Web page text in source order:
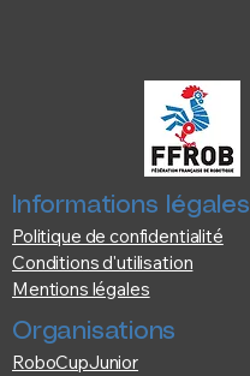
Informations légales
Politique de confidentialité
Conditions d'utilisation
Mentions légales
Organisations
RoboCupJunior